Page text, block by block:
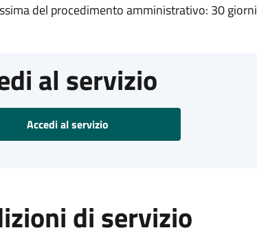
del procedimento amministrativo: 30 giorni
al servizio
Accedi al servizio
di servizio